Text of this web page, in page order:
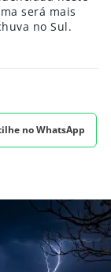
será mais
no Sul.
no WhatsApp